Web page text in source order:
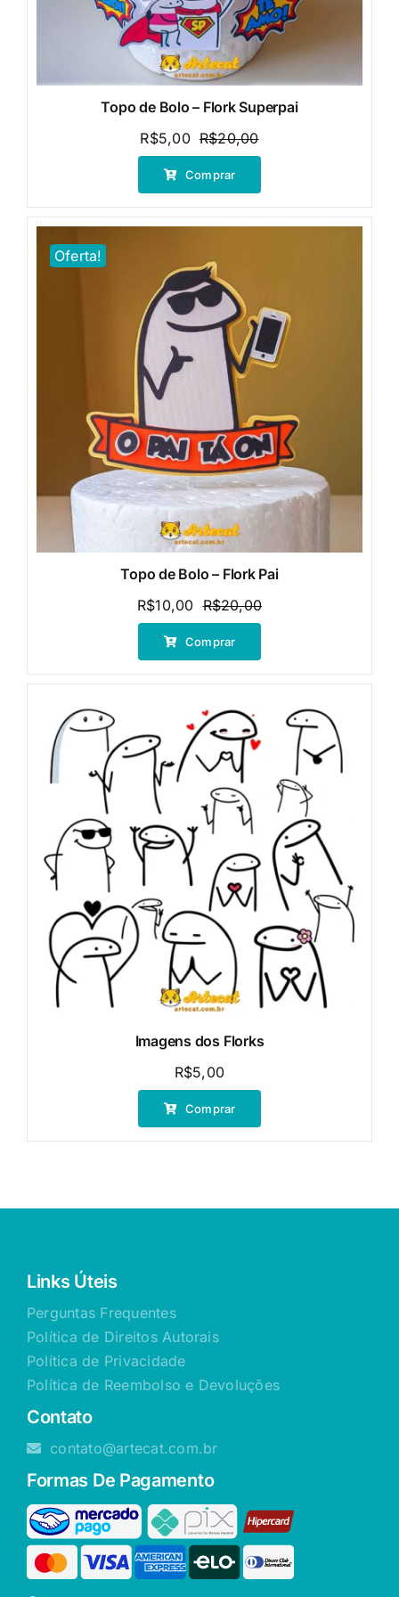
Topo de Bolo – Flork Superpai
R$20,00O
preço
era:
R$5,00
O
preço
é:
Comprar
Oferta!
Topo de Bolo – Flork Pai
R$20,00O
preço
R$10,00
O
preço
Comprar
Imagens dos Florks
R$5,00
Comprar
Links Úteis
Perguntas Frequentes
Política de Direitos Autorais
Política de Privacidade
Política de Reembolso e Devoluções
Contato
contato@artecat.com.br
Formas De Pagamento